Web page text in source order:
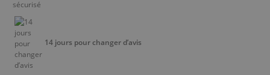
14 jours pour changer d’avis